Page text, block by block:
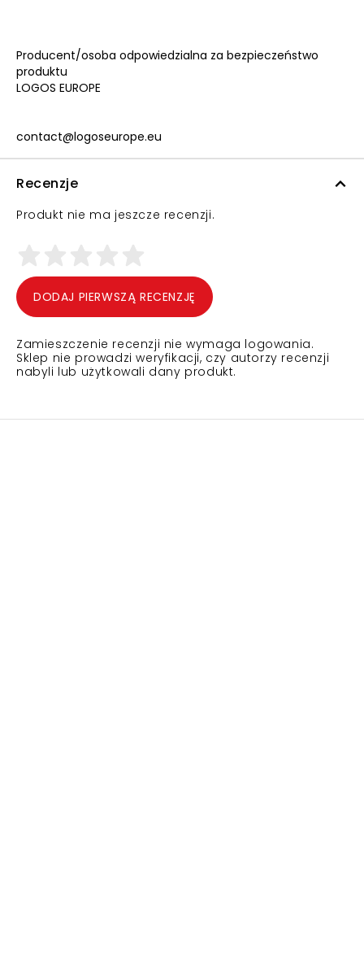
Producent/osoba odpowiedzialna za bezpieczeństwo
produktu
LOGOS EUROPE
contact@logoseurope.eu
Recenzje
Produkt nie ma jeszcze recenzji.
DODAJ PIERWSZĄ RECENZJĘ
Zamieszczenie recenzji nie wymaga logowania.
Sklep nie prowadzi weryfikacji, czy autorzy recenzji
nabyli lub użytkowali dany produkt.